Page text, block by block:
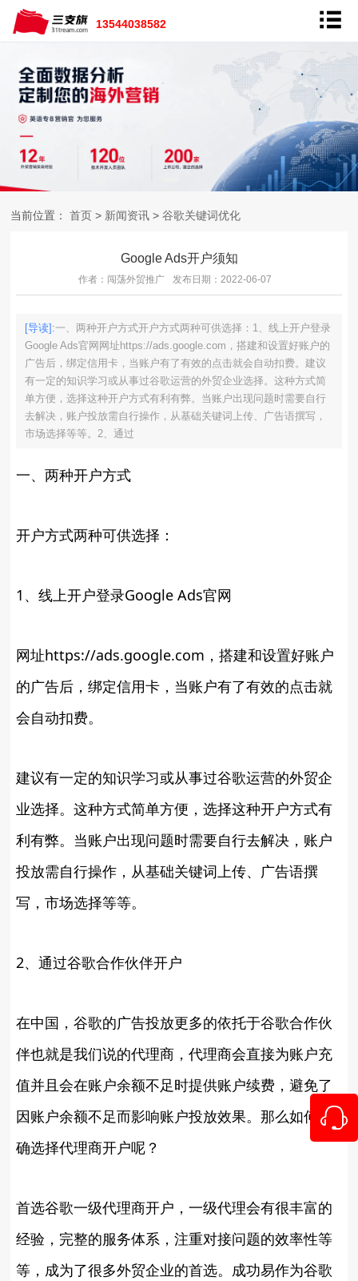
13544038582
当前位置： 首页 > 新闻资讯 > 谷歌关键词优化
Google Ads开户须知
作者：闯荡外贸推广 发布日期：2022-06-07
[导读]:一、两种开户方式开户方式两种可供选择：1、线上开户登录
Google Ads官网网址https://ads.google.com，搭建和设置好账户的
广告后，绑定信用卡，当账户有了有效的点击就会自动扣费。建议
有一定的知识学习或从事过谷歌运营的外贸企业选择。这种方式简
单方便，选择这种开户方式有利有弊。当账户出现问题时需要自行
去解决，账户投放需自行操作，从基础关键词上传、广告语撰写，
市场选择等等。2、通过
一、两种开户方式
开户方式两种可供选择：
1、线上开户登录Google Ads官网
网址https://ads.google.com，搭建和设置好账户
的广告后，绑定信用卡，当账户有了有效的点击就
会自动扣费。
建议有一定的知识学习或从事过谷歌运营的外贸企
业选择。这种方式简单方便，选择这种开户方式有
利有弊。当账户出现问题时需要自行去解决，账户
投放需自行操作，从基础关键词上传、广告语撰
写，市场选择等等。
2、通过谷歌合作伙伴开户
在中国，谷歌的广告投放更多的依托于谷歌合作伙
伴也就是我们说的代理商，代理商会直接为账户充
值并且会在账户余额不足时提供账户续费，避免了
因账户余额不足而影响账户投放效果。那么如何正
确选择代理商开户呢？
首选谷歌一级代理商开户，一级代理会有很丰富的
经验，完整的服务体系，注重对接问题的效率性等
等，成为了很多外贸企业的首选。成功易作为谷歌